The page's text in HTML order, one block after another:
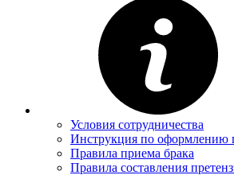
Условия сотрудничества
Инструкция по оформлению
Правила приема брака
Правила составления